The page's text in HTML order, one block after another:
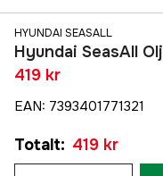
HYUNDAI SEASALL
Hyundai SeasAll
419 kr
EAN: 7393401771321
Totalt: 419 kr